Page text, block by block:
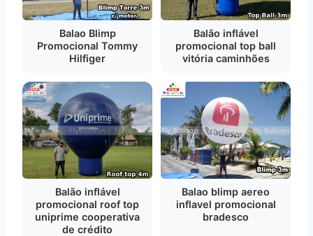
Balao Blimp
Promocional Tommy
Hilfiger
Balão inflável
promocional top ball
vitória caminhões
Balão inflável
promocional roof top
uniprime cooperativa
de crédito
Balao blimp aereo
inflavel promocional
bradesco